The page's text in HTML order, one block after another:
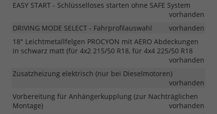
EASY START - Schlüsselloses starten ohne SAFE System
vorhanden
DRIVING MODE SELECT - Fahrprofilauswahl
vorhanden
18" Leichtmetallfelgen PROCYON mit AERO Abdeckungen
in schwarz matt (für 4x2 215/50 R18, für 4x4 225/50 R18
vorhanden
Zusatzheizung elektrisch (nur bei Dieselmotoren)
vorhanden
Vorbereitung für Anhängerkupplung (zur Nachträglichen
Montage)
vorhanden